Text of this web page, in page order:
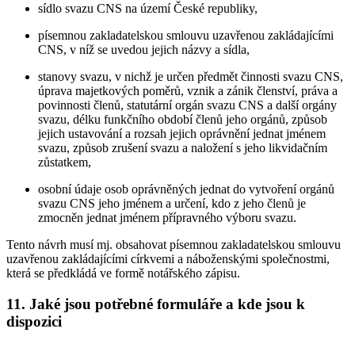
sídlo svazu CNS na území České republiky,
písemnou zakladatelskou smlouvu uzavřenou zakládajícími
CNS, v níž se uvedou jejich názvy a sídla,
stanovy svazu, v nichž je určen předmět činnosti svazu CNS,
úprava majetkových poměrů, vznik a zánik členství, práva a
povinnosti členů, statutární orgán svazu CNS a další orgány
svazu, délku funkčního období členů jeho orgánů, způsob
jejich ustavování a rozsah jejich oprávnění jednat jménem
svazu, způsob zrušení svazu a naložení s jeho likvidačním
zůstatkem,
osobní údaje osob oprávněných jednat do vytvoření orgánů
svazu CNS jeho jménem a určení, kdo z jeho členů je
zmocněn jednat jménem přípravného výboru svazu.
Tento návrh musí mj. obsahovat písemnou zakladatelskou smlouvu
uzavřenou zakládajícími církvemi a náboženskými společnostmi,
která se předkládá ve formě notářského zápisu.
11. Jaké jsou potřebné formuláře a kde jsou k
dispozici